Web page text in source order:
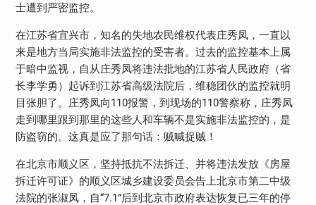
士遭到严密监控。
在江苏省宜兴市，知名的失地农民维权代表庄秀凤，一直以
来是地方当局实施非法监控的受害者。过去的监控基本上属
于暗中监视，自从庄秀凤将违法批地的江苏省人民政府（省
长李学勇）起诉到江苏省高级法院后，维稳团伙的监控就明
目张胆了。庄秀凤向110报警，到现场的110警察称，庄秀凤
走到哪里跟到那里的这些人和车辆不是实施非法监控的，是
防盗窃的。这真是应了那句话：贼喊捉贼！
在北京市顺义区，坚持抵抗不法拆迁、并将违法发放《房屋
拆迁许可证》的顺义区城乡建设委员会告上北京市第二中级
法院的张淑凤，自“7.1”后到北京市政府表达恢复已三年的停